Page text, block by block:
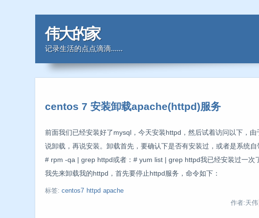
伟大的家
记录生活的点点滴滴......
centos 7 安装卸载apache(httpd)服务
前面我们已经安装好了mysql，今天安装httpd，然后试着访问以下，
说卸载，再说安装。卸载首先，要确认下是否有安装过，或者是系统自
# rpm -qa | grep httpd或者：# yum list | grep httpd我已经安装过一次
我先来卸载我的httpd，首先要停止httpd服务，命令如下：
标签: centos7 httpd apache
作者:天伟